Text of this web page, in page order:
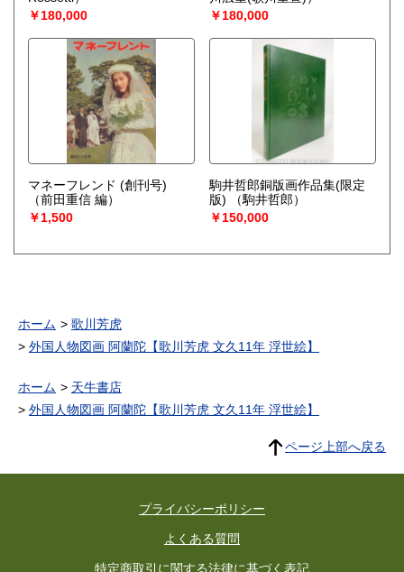
￥180,000
￥180,000
マネーフレンド (創刊号)
（前田重信 編）
￥1,500
駒井哲郎銅版画作品集(限定
版)
（駒井哲郎）
￥150,000
ホーム
歌川芳虎
外国人物図画 阿蘭陀【歌川芳虎 文久11年 浮世絵】
ホーム
天牛書店
外国人物図画 阿蘭陀【歌川芳虎 文久11年 浮世絵】
ページ上部へ戻る
プライバシーポリシー
よくある質問
特定商取引に関する法律に基づく表記